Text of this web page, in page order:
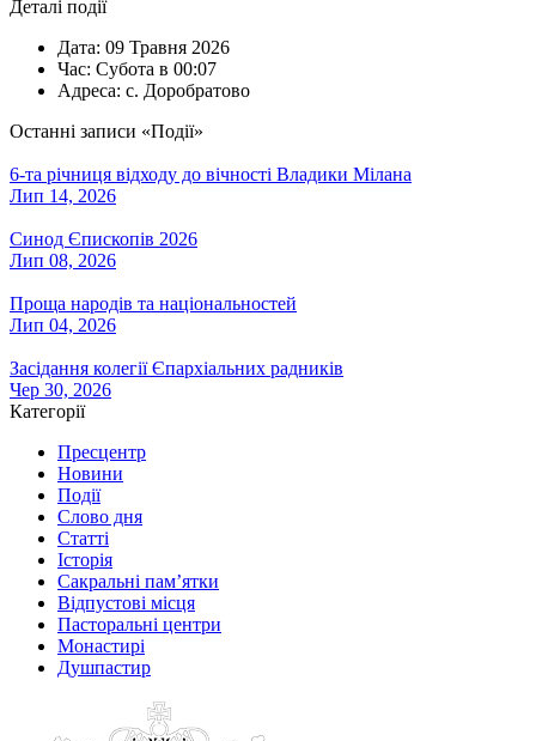
Деталі події
Дата: 09 Травня 2026
Час: Субота в 00:07
Адреса: с. Доробратово
Останні записи «Події»
6-та річниця відходу до вічності Владики Мілана
Лип 14, 2026
Синод Єпископів 2026
Лип 08, 2026
Проща народів та національностей
Лип 04, 2026
Засідання колегії Єпархіальних радників
Чер 30, 2026
Категорії
Пресцентр
Новини
Події
Слово дня
Статті
Історія
Сакральні пам’ятки
Відпустові місця
Пасторальні центри
Монастирі
Душпастир